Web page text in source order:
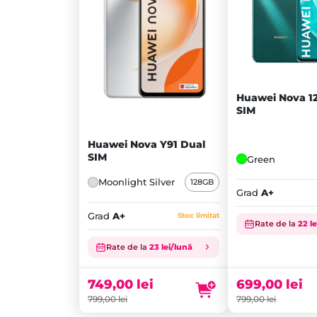
Huawei Nova Y91 Dual
SIM
Moonlight Silver 128GB
Grad A+ Stoc limitat
Rate de la 23 lei/lună
799,00lei
Prețul
inițial
fost:
799,00 lei.
749,00 lei
Prețul
este:
749,00 lei.
Huawei Nova
SIM
Green
Grad A+
Rate de la22
799,00lei
fost:
799,00 lei.
699,00 lei
este:
699,00 lei.